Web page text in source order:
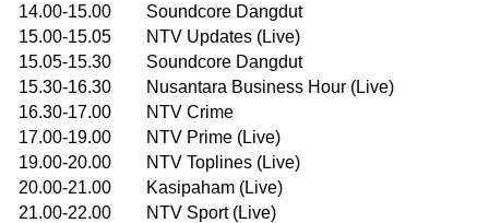
14.00-15.00 Soundcore Dangdut
15.00-15.05 NTV Updates (Live)
15.05-15.30 Soundcore Dangdut
15.30-16.30 Nusantara Business Hour (Live)
16.30-17.00 NTV Crime
17.00-19.00 NTV Prime (Live)
19.00-20.00 NTV Toplines (Live)
20.00-21.00 Kasipaham (Live)
21.00-22.00 NTV Sport (Live)